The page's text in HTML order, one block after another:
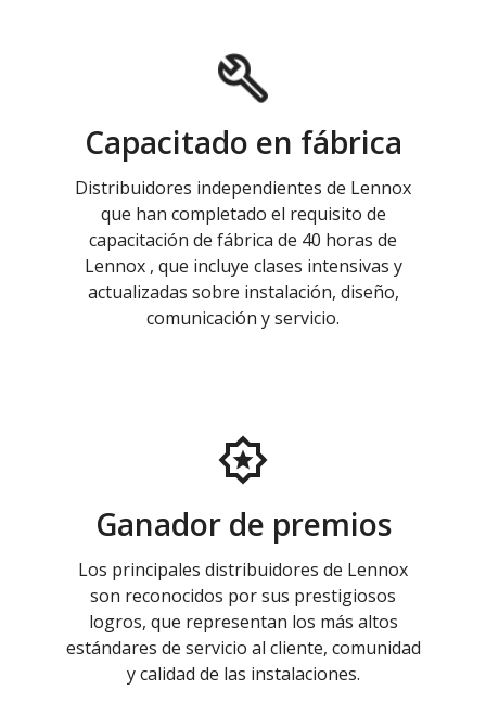
Capacitado en fábrica
Distribuidores independientes de Lennox
que han completado el requisito de
capacitación de fábrica de 40 horas de
Lennox , que incluye clases intensivas y
actualizadas sobre instalación, diseño,
comunicación y servicio.
Ganador de premios
Los principales distribuidores de Lennox
son reconocidos por sus prestigiosos
logros, que representan los más altos
estándares de servicio al cliente, comunidad
y calidad de las instalaciones.